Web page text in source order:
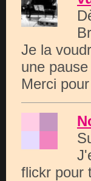
Je la
une
Merci
flickr pour